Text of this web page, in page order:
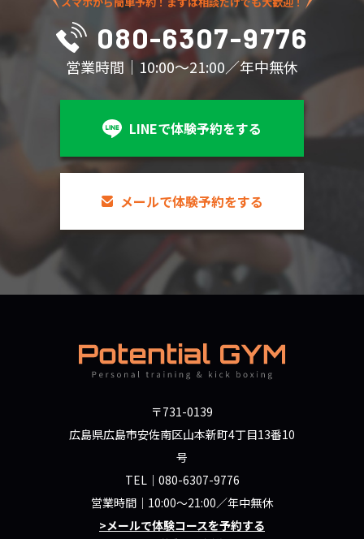
080-6307-9776
営業時間｜10:00～21:00／年中無休
LINEで体験予約をする
メールで体験予約をする
〒731-0139
広島県広島市安佐南区山本新町4丁目13番10
号
TEL｜ 080-6307-9776
営業時間｜10:00～21:00／年中無休
>メールで体験コースを予約する